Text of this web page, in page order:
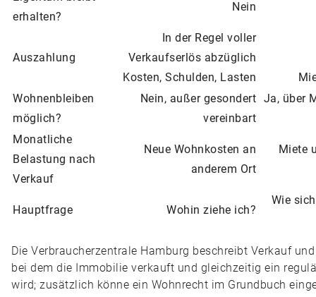
erhalten?
Nein
Auszahlung
In der Regel voller
Verkaufserlös abzüglich
Kosten, Schulden, Lasten
Wohnenbleiben
möglich?
Nein, außer gesondert
vereinbart
Ja, über
Monatliche
Belastung nach
Verkauf
Neue Wohnkosten an
anderem Ort
Miete
Hauptfrage Wohin ziehe ich?
Wie
Die Verbraucherzentrale Hamburg beschreibt Verkauf
bei dem die Immobilie verkauft und gleichzeitig ein
wird; zusätzlich könne ein Wohnrecht im Grundbuch